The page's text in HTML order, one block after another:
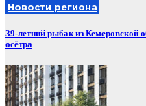
Новости региона
39-летний рыбак из Кемеровской
осётра